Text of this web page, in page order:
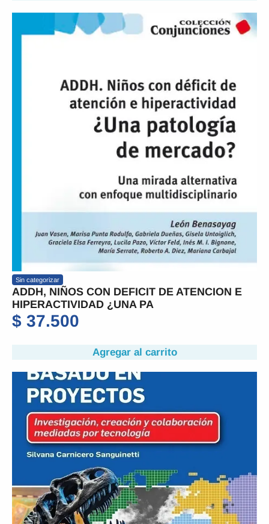
Sin categorizar
ADDH, NIÑOS CON DEFICIT DE ATENCION E
HIPERACTIVIDAD ¿UNA PA
$ 37.500
Agregar al carrito